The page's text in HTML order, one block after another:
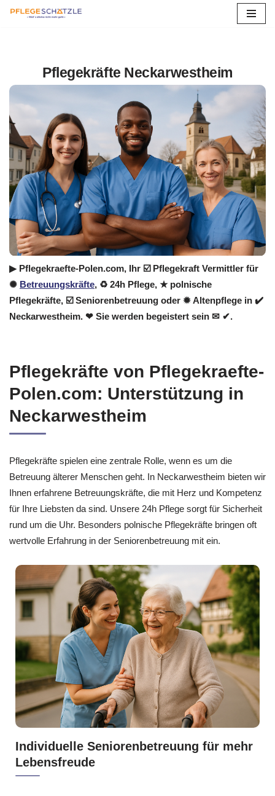
Pflegekräfte Neckarwestheim
▶︎ Pflegekraefte-Polen.com, Ihr ☑️ Pflegekraft Vermittler für
✺ Betreuungskräfte, ♻ 24h Pflege, ★ polnische
Pflegekräfte, ☑️ Seniorenbetreuung oder ✹ Altenpflege in ✔️
Neckarwestheim. ❤ Sie werden begeistert sein ✉ ✔.
Pflegekräfte von Pflegekraefte-
Polen.com: Unterstützung in
Neckarwestheim
Pflegekräfte spielen eine zentrale Rolle, wenn es um die
Betreuung älterer Menschen geht. In Neckarwestheim bieten wir
Ihnen erfahrene Betreuungskräfte, die mit Herz und Kompetenz
für Ihre Liebsten da sind. Unsere 24h Pflege sorgt für Sicherheit
rund um die Uhr. Besonders polnische Pflegekräfte bringen oft
wertvolle Erfahrung in der Seniorenbetreuung mit ein.
Individuelle Seniorenbetreuung für mehr
Lebensfreude